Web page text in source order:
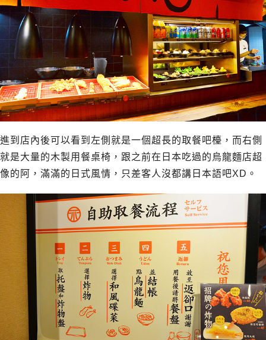
進到店內後可以看到左側就是一個超長的取餐吧檯，而右側
就是大量的木製用餐桌椅，跟之前在日本吃過的烏龍麵店超
像的阿，滿滿的日式風情，只差客人沒都講日本語吧XD。